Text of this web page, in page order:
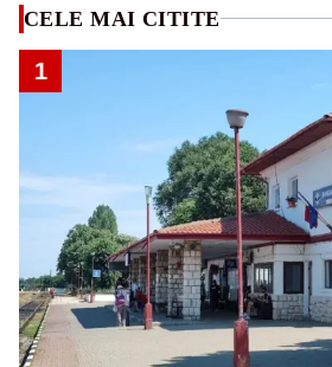
CELE MAI CITITE
1